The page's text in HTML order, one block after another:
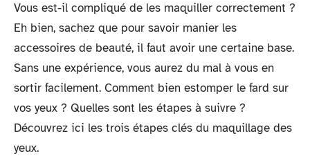
Vous est-il compliqué de les maquiller correctement ?
Eh bien, sachez que pour savoir manier les
accessoires de beauté, il faut avoir une certaine base.
Sans une expérience, vous aurez du mal à vous en
sortir facilement. Comment bien estomper le fard sur
vos yeux ? Quelles sont les étapes à suivre ?
Découvrez ici les trois étapes clés du maquillage des
yeux.